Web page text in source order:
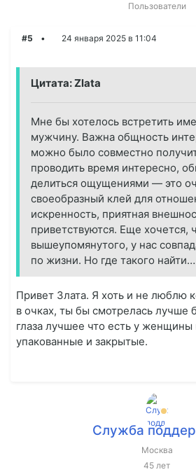
#5 24 января 2025 в 11:04
Цитата: Zlata
Мне бы хотелось встретить
мужчину. Важна общность
можно было совместно
проводить время интересно,
делиться ощущениями — это
своеобразный клей для
искренность, приятная
приветствуются. Еще хочется,
вышеупомянутого, у нас
по жизни. Но где такого найти…
Привет Злата. Я хоть и не люблю
в очках, ты бы смотрелась лучше
глаза лучшее что есть у женщины
упакованные и закрытые.
Пользователи
Служба
Москва
45 лет